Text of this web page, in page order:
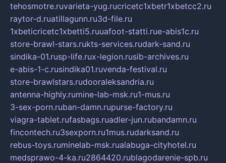
tehosmotre.ruvarieta-yug.rucricetc1xbetr1xbetcc2.ru
raytor-d.ruatillagunn.ru3d-file.ru
1xbeticricetc1xbetti5.ruuafoot-statti.rue-abis1c.ru
store-brawl-stars.rukts-services.rudark-sand.ru
sindika-01.rusp-life.rux-legion.rusib-archives.ru
e-abis-1-c.rusindika01.ruvenda-festival.ru
store-brawlstars.rudooraleksandria.ru
antenna-highly.rumine-lab-msk.ru1-mus.ru
3-sex-porn.ruban-damn.rupurse-factory.ru
viagra-tablet.rufasbags.ruadler-jun.rubandamn.ru
fincontech.ru3sexporn.ru1mus.rudarksand.ru
rebus-toys.ruminelab-msk.rualabuga-cityhotel.ru
medsprawo-4-ka.ru2864420.rublagodarenie-spb.ru